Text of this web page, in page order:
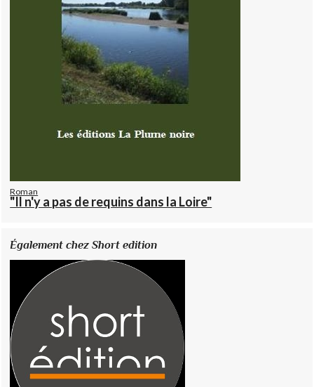
Roman
"Il n'y a pas de requins dans la Loire"
Également chez Short edition